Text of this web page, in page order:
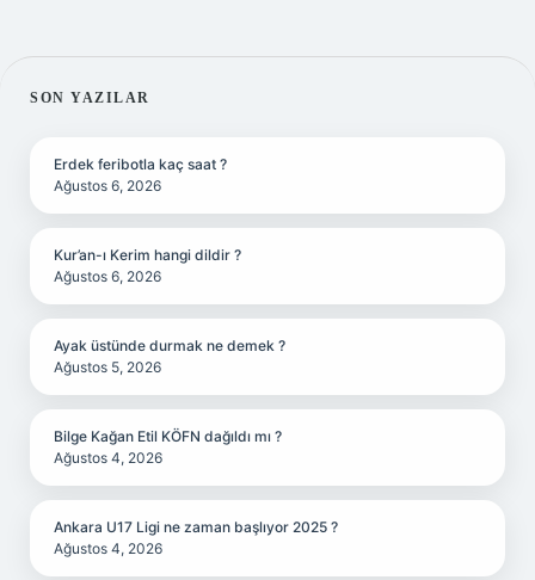
SIDEBAR
SON YAZILAR
Erdek feribotla kaç saat ?
Ağustos 6, 2026
Kur’an-ı Kerim hangi dildir ?
Ağustos 6, 2026
Ayak üstünde durmak ne demek ?
Ağustos 5, 2026
Bilge Kağan Etil KÖFN dağıldı mı ?
Ağustos 4, 2026
Ankara U17 Ligi ne zaman başlıyor 2025 ?
Ağustos 4, 2026